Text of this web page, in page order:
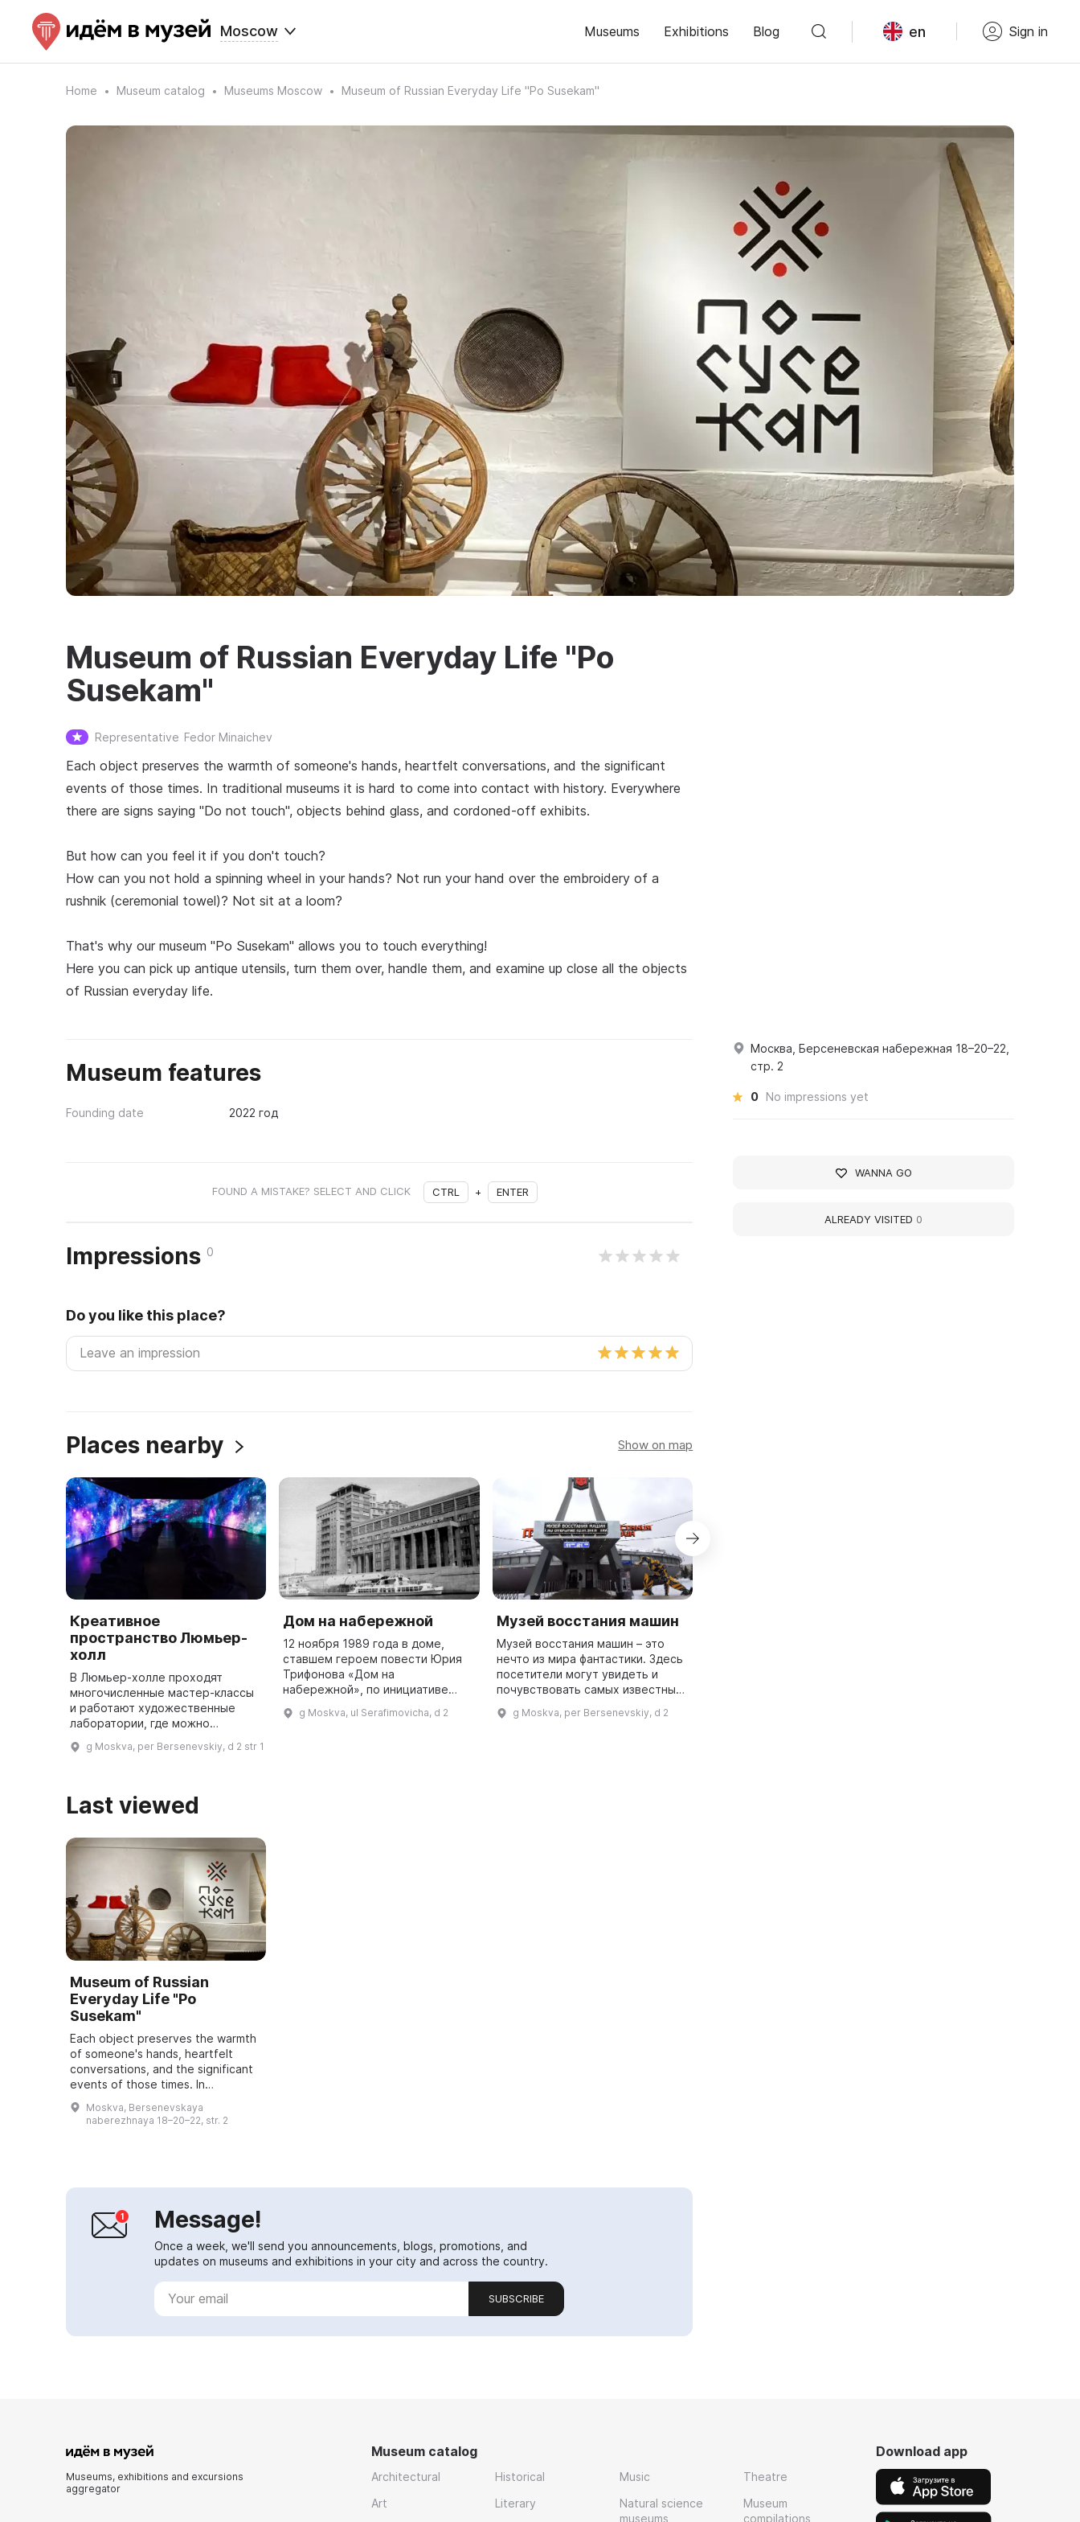
Moscow Museums Exhibitions Blog en Sign in
Home Museum catalog Museums Moscow Museum of Russian Everyday Life "Po Susekam"
Museum of Russian Everyday Life "Po
Susekam"
Representative Fedor Minaichev
Each object preserves the warmth of someone's hands, heartfelt conversations, and the significant
events of those times. In traditional museums it is hard to come into contact with history. Everywhere
there are signs saying "Do not touch", objects behind glass, and cordoned-off exhibits.
But how can you feel it if you don't touch?
How can you not hold a spinning wheel in your hands? Not run your hand over the embroidery of a
rushnik (ceremonial towel)? Not sit at a loom?
That's why our museum "Po Susekam" allows you to touch everything!
Here you can pick up antique utensils, turn them over, handle them, and examine up close all the objects
of Russian everyday life.
Museum features
Founding date 2022 год
FOUND A MISTAKE? SELECT AND CLICK CTRL + ENTER
Impressions 0
Do you like this place?
Places nearby Show on map
Креативное
пространство Люмьер-
холл
В Люмьер-холле проходят
многочисленные мастер-классы
и работают художественные
лаборатории, где можно
творческими идеями. Здесь
g Moskva, per Bersenevskiy, d 2 str 1
Дом на набережной
12 ноября 1989 года в доме,
ставшем героем повести Юрия
Трифонова «Дом на
набережной», по инициативе
музей, один из немногих в мире,
g Moskva, ul Serafimovicha, d 2
Музей восстания машин
Музей восстания машин – это
нечто из мира фантастики. Здесь
посетители могут увидеть и
почувствовать самых известных
в натуральную величину. Всего 8
g Moskva, per Bersenevskiy, d 2
Last viewed
Museum of Russian
Everyday Life "Po
Susekam"
Each object preserves the warmth
of someone's hands, heartfelt
conversations, and the significant
events of those times. In
traditional museums it is hard to
come into contact with history.
Moskva, Bersenevskaya
naberezhnaya 18–20–22, str. 2
Message!
Once a week, we'll send you announcements, blogs, promotions, and
updates on museums and exhibitions in your city and across the country.
SUBSCRIBE
Москва, Берсеневская набережная 18–20–22,
стр. 2
0 No impressions yet
WANNA GO
ALREADY VISITED 0
Museums, exhibitions and excursions
aggregator
Museum catalog
Architectural
Art
Historical
Literary
Music
Natural science
museums
Theatre
Museum
compilations
Download app